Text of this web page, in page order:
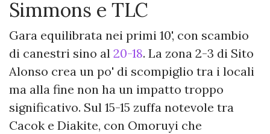
Simmons e TLC
Gara equilibrata nei primi 10', con scambio
di canestri sino al 20-18. La zona 2-3 di Sito
Alonso crea un po' di scompiglio tra i locali
ma alla fine non ha un impatto troppo
significativo. Sul 15-15 zuffa notevole tra
Cacok e Diakite, con Omoruyi che